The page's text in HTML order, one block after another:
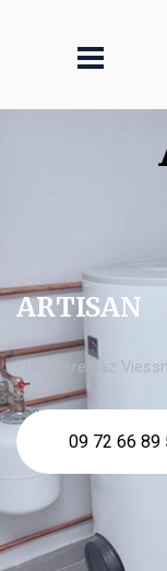
ARTISAN
chaudière gaz
09 72 66 89